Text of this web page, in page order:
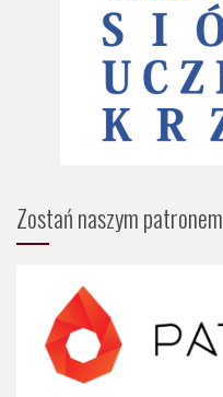
Zostań naszym patronem